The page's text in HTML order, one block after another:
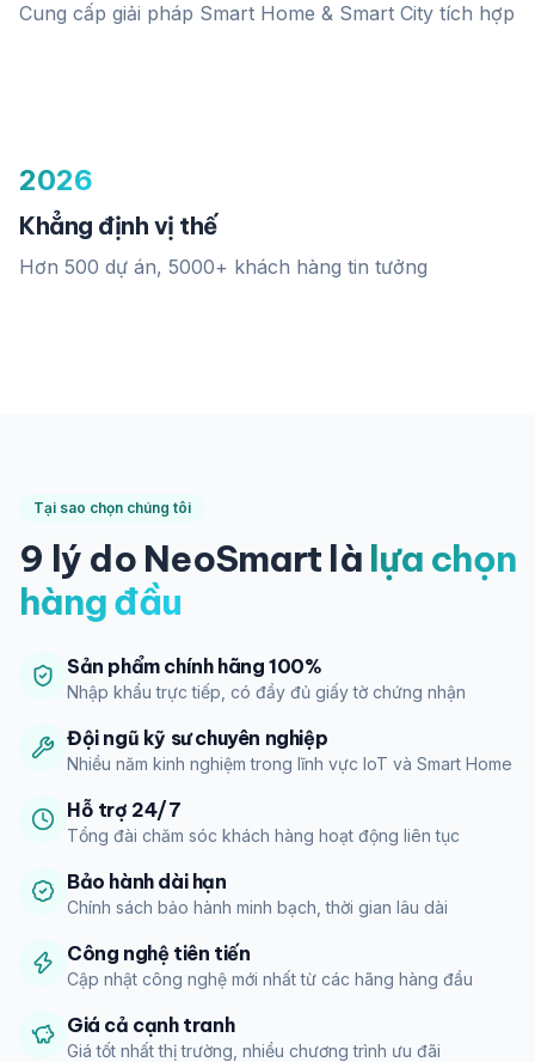
Cung cấp giải pháp Smart Home & Smart City tích hợp
2026
Khẳng định vị thế
Hơn 500 dự án, 5000+ khách hàng tin tưởng
Tại sao chọn chúng tôi
9 lý do NeoSmart là lựa chọn
hàng đầu
Sản phẩm chính hãng 100%
Nhập khẩu trực tiếp, có đầy đủ giấy tờ chứng nhận
Đội ngũ kỹ sư chuyên nghiệp
Nhiều năm kinh nghiệm trong lĩnh vực IoT và Smart Home
Hỗ trợ 24/7
Tổng đài chăm sóc khách hàng hoạt động liên tục
Bảo hành dài hạn
Chính sách bảo hành minh bạch, thời gian lâu dài
Công nghệ tiên tiến
Cập nhật công nghệ mới nhất từ các hãng hàng đầu
Giá cả cạnh tranh
Giá tốt nhất thị trường, nhiều chương trình ưu đãi